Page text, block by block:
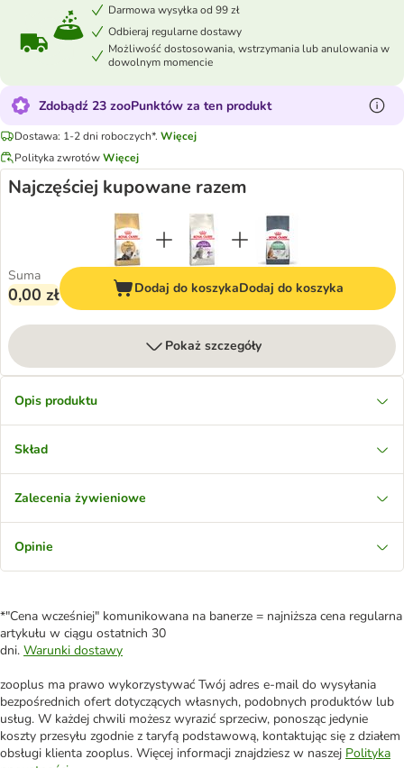
Darmowa wysyłka od 99 zł
Odbieraj regularne dostawy
Możliwość dostosowania, wstrzymania lub anulowania w
dowolnym momencie
Zdobądź 23 zooPunktów za ten produkt
Dostawa: 1-2 dni roboczych*. Więcej
Polityka zwrotówWięcej
Najczęściej kupowane razem
Suma
0,00 zł Dodaj do koszykaDodaj do koszyka
Pokaż szczegóły
Opis produktu
Skład
Zalecenia żywieniowe
Opinie
*"Cena wcześniej" komunikowana na banerze = najniższa cena regularna
artykułu w ciągu ostatnich 30
dni. Warunki dostawy
zooplus ma prawo wykorzystywać Twój adres e-mail do wysyłania
bezpośrednich ofert dotyczących własnych, podobnych produktów lub
usług. W każdej chwili możesz wyrazić sprzeciw, ponosząc jedynie
koszty przesyłu zgodnie z taryfą podstawową, kontaktując się z działem
obsługi klienta zooplus. Więcej informacji znajdziesz w naszej Polityka